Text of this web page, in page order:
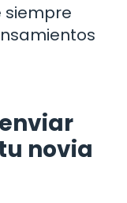
siempre
novia